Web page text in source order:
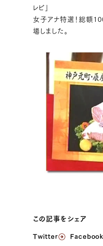
レビ」
女子アナ特選！総額
場しました。
この記事をシェア
Twitter Facebook